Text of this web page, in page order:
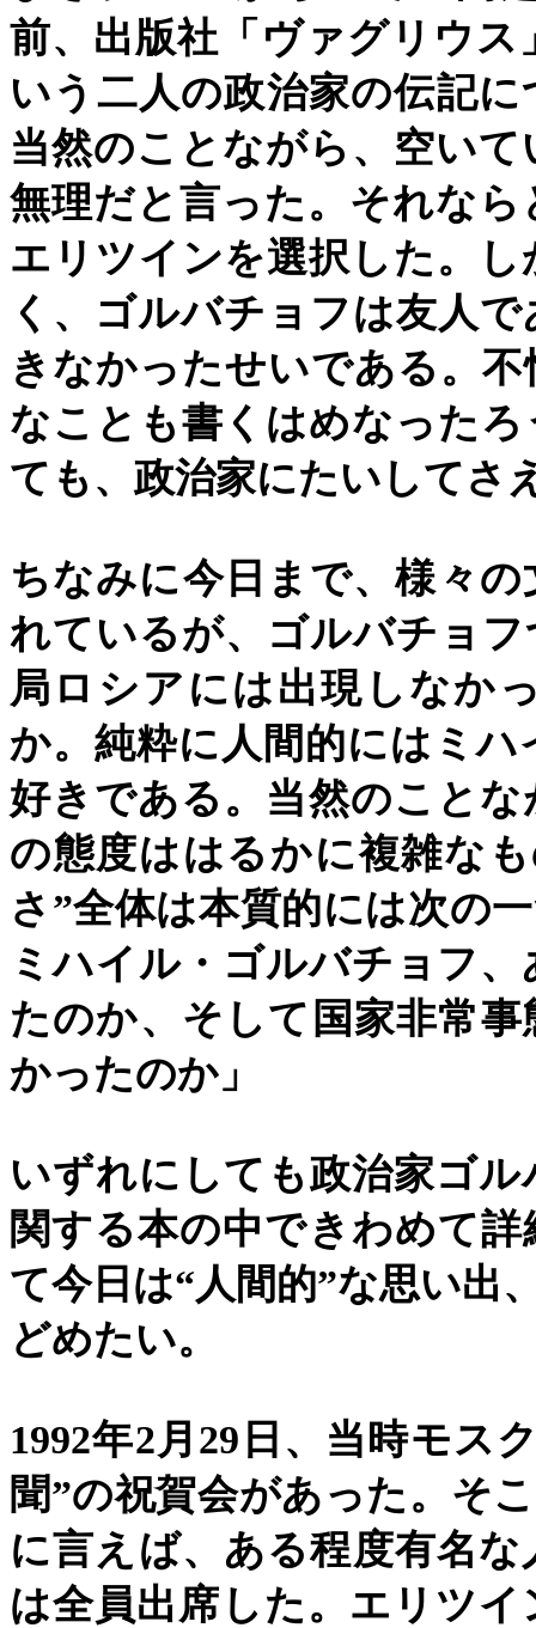
前、出版社「ヴァグリウ
いう二人の政治家の伝記
当然のことながら、空い
無理だと言った。それな
エリツインを選択した。
く、ゴルバチョフは友人
きなかったせいである。
なことも書くはめなった
ても、政治家にたいしてさ
ちなみに今日まで、様々
れているが、ゴルバチョ
局ロシアには出現しなか
か。純粋に人間的にはミ
好きである。当然のこと
の態度ははるかに複雑な
さ ”全体は本質的には次の
ミハイル・ゴルバチョフ
たのか、そして国家非常
かったのか」
いずれにしても政治家ゴ
関する本の中できわめて
て今日は“人間的”な思い出
どめたい。
1992年2月 29 日、当時モス
聞”の祝賀会があった。そ
に言えば、ある程度有名
は全員出席した。エリツ